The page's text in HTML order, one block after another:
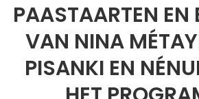
PAASTAARTEN EN
VAN NINA
PISANKI EN